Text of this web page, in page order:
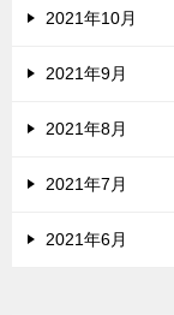
2021年10月
2021年9月
2021年8月
2021年7月
2021年6月